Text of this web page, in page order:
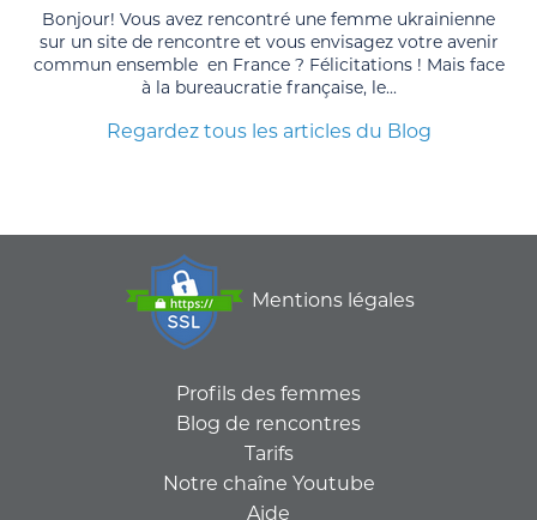
Bonjour! Vous avez rencontré une femme ukrainienne
sur un site de rencontre et vous envisagez votre avenir
commun ensemble en France ? Félicitations ! Mais face
à la bureaucratie française, le...
Regardez tous les articles du Blog
Mentions légales
Profils des femmes
Blog de rencontres
Tarifs
Notre chaîne Youtube
Aide